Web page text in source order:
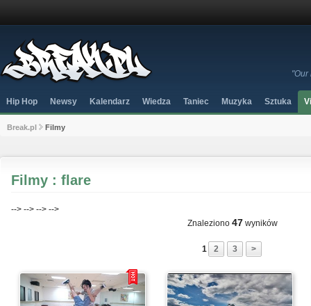
Hip Hop Newsy Kalendarz Wiedza Taniec Muzyka Sztuka
Break.pl Filmy
Filmy : flare
--> --> --> -->
Znaleziono 47 wyników
1 2 3 >